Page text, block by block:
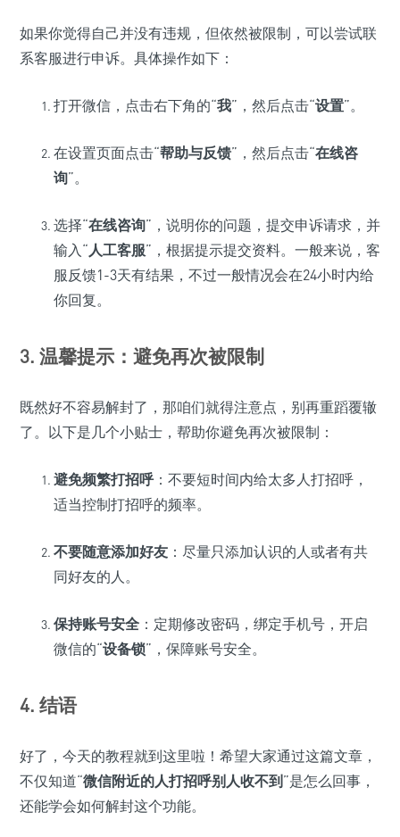
如果你觉得自己并没有违规，但依然被限制，可以尝试联
系客服进行申诉。具体操作如下：
打开微信，点击右下角的“我”，然后点击“设置”。
在设置页面点击“帮助与反馈”，然后点击“在线咨
询”。
选择“在线咨询”，说明你的问题，提交申诉请求，并
输入“ 人工客服”，根据提示提交资料。一般来说，客
服反馈1-3天有结果，不过一般情况会在24小时内给
你回复。
3. 温馨提示：避免再次被限制
既然好不容易解封了，那咱们就得注意点，别再重蹈覆辙
了。以下是几个小贴士，帮助你避免再次被限制：
避免频繁打招呼：不要短时间内给太多人打招呼，
适当控制打招呼的频率。
不要随意添加好友 ：尽量只添加认识的人或者有共
同好友的人。
保持账号安全 ：定期修改密码，绑定手机号，开启
微信的“设备锁”，保障账号安全。
4. 结语
好了，今天的教程就到这里啦！希望大家通过这篇文章，
不仅知道“微信附近的人打招呼别人收不到”是怎么回事，
还能学会如何解封这个功能。